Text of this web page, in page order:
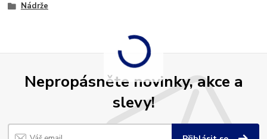
Nádrže
Nepropásněte novinky, akce a
slevy!